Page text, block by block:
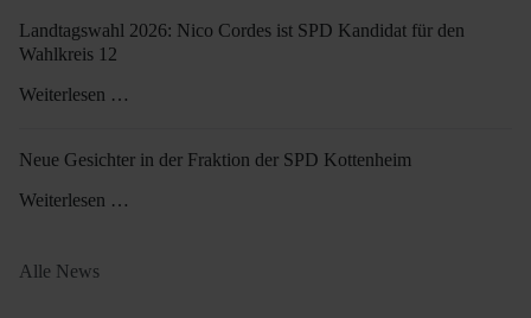
Landtagswahl 2026: Nico Cordes ist SPD Kandidat für den
Wahlkreis 12
Weiterlesen …
Neue Gesichter in der Fraktion der SPD Kottenheim
Weiterlesen …
Alle News